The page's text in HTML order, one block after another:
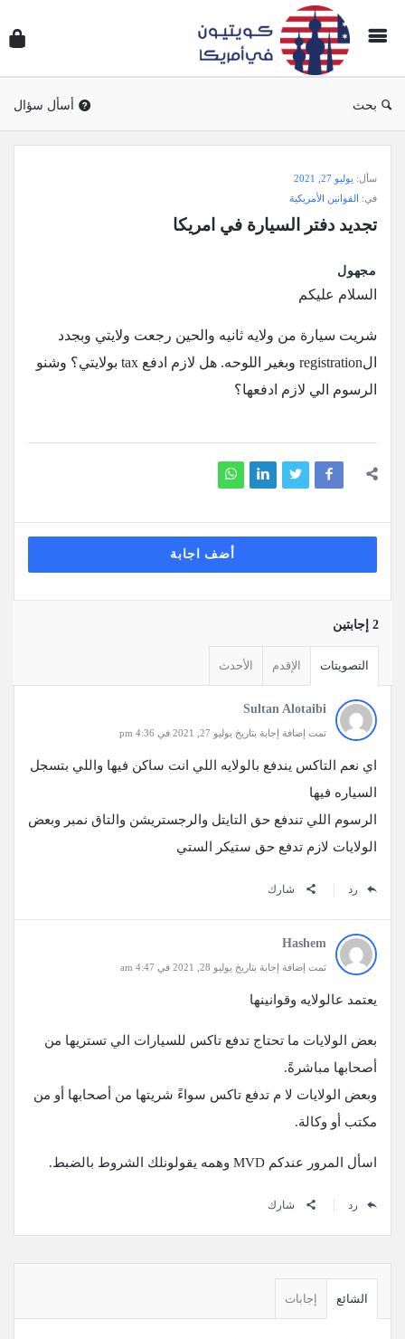
بحث أسأل سؤال
وجواب
أمريكا
الاحدث
سأل: يوليو 27, 2021
في: القوانين الأمريكية
تجديد دفتر السيارة في امريكا
مجهول
السلام عليكم
شريت سيارة من ولايه ثانيه والحين رجعت ولايتي وبجدد
الregistration وبغير اللوحه. هل لازم ادفع tax بولايتي؟ وشنو
الرسوم الي لازم ادفعها؟
أضف اجابة
‫2 إجابتين
التصويتات الإقدم الأحدث
Sultan Alotaibi
تمت إضافة إجابة بتاريخ يوليو 27, 2021 في 4:36 pm
اي نعم التاكس يندفع بالولايه اللي انت ساكن فيها واللي بتسجل
السياره فيها
الرسوم اللي تندفع حق التايتل والرجستريشن والتاق نمبر وبعض
الولايات لازم تدفع حق ستيكر الستي
رد شارك
Hashem
تمت إضافة إجابة بتاريخ يوليو 28, 2021 في 4:47 am
يعتمد عالولايه وقوانينها
بعض الولايات ما تحتاج تدفع تاكس للسيارات الي تستريها من
أصحابها مباشرةً.
وبعض الولايات لا م تدفع تاكس سواءً شريتها من أصحابها أو من
مكتب أو وكالة.
اسأل المرور عندكم MVD وهمه يقولونلك الشروط بالضبط.
رد شارك
الجانبيةالشائع إجابات